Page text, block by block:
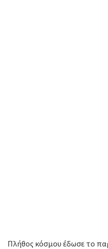
Πλήθος κόσμου έδωσε το